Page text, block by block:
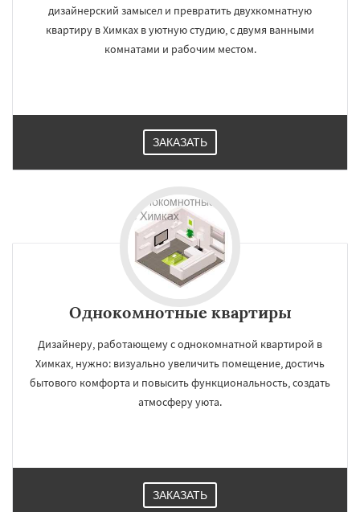
дизайнерский замысел и превратить двухкомнатную
квартиру в Химках в уютную студию, с двумя ванными
комнатами и рабочим местом.
ЗАКАЗАТЬ
Однокомнотные квартиры
Дизайнеру, работающему с однокомнатной квартирой в
Химках, нужно: визуально увеличить помещение, достичь
бытового комфорта и повысить функциональность, создать
атмосферу уюта.
ЗАКАЗАТЬ